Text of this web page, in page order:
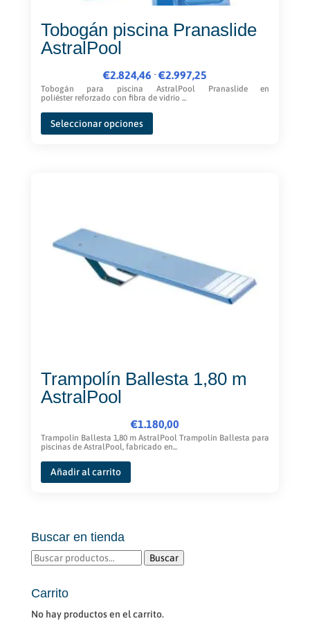
Tobogán piscina Pranaslide
AstralPool
€2.824,46 -€2.997,25
Rango
de
Tobogán para piscina AstralPool Pranaslide en
poliéster reforzado con fibra de vidrio ...
Seleccionar opciones
Este
elegir
la
Trampolín Ballesta 1,80 m
AstralPool
€1.180,00
Trampolín Ballesta 1,80 m AstralPool Trampolín Ballesta para
piscinas de AstralPool, fabricado en...
Añadir al carrito
Buscar en tienda
Buscar
Buscar
Carrito
No hay productos en el carrito.